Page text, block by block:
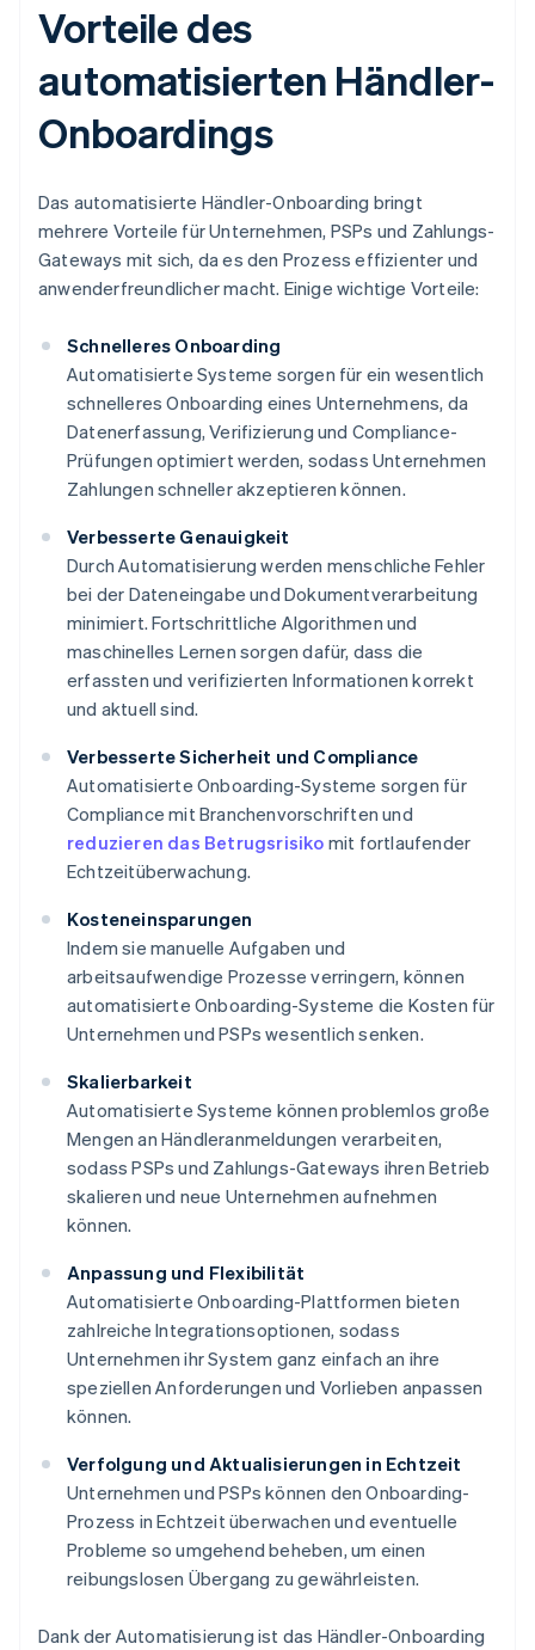
Vorteile des
automatisierten Händler-
Onboardings
Das automatisierte Händler-Onboarding bringt
mehrere Vorteile für Unternehmen, PSPs und Zahlungs-
Gateways mit sich, da es den Prozess effizienter und
anwenderfreundlicher macht. Einige wichtige Vorteile:
Schnelleres Onboarding
Automatisierte Systeme sorgen für ein wesentlich
schnelleres Onboarding eines Unternehmens, da
Datenerfassung, Verifizierung und Compliance-
Prüfungen optimiert werden, sodass Unternehmen
Zahlungen schneller akzeptieren können.
Verbesserte Genauigkeit
Durch Automatisierung werden menschliche Fehler
bei der Dateneingabe und Dokumentverarbeitung
minimiert. Fortschrittliche Algorithmen und
maschinelles Lernen sorgen dafür, dass die
erfassten und verifizierten Informationen korrekt
und aktuell sind.
Verbesserte Sicherheit und Compliance
Automatisierte Onboarding-Systeme sorgen für
Compliance mit Branchenvorschriften und
reduzieren das Betrugsrisiko mit fortlaufender
Echtzeitüberwachung.
Kosteneinsparungen
Indem sie manuelle Aufgaben und
arbeitsaufwendige Prozesse verringern, können
automatisierte Onboarding-Systeme die Kosten für
Unternehmen und PSPs wesentlich senken.
Skalierbarkeit
Automatisierte Systeme können problemlos große
Mengen an Händleranmeldungen verarbeiten,
sodass PSPs und Zahlungs-Gateways ihren Betrieb
skalieren und neue Unternehmen aufnehmen
können.
Anpassung und Flexibilität
Automatisierte Onboarding-Plattformen bieten
zahlreiche Integrationsoptionen, sodass
Unternehmen ihr System ganz einfach an ihre
speziellen Anforderungen und Vorlieben anpassen
können.
Verfolgung und Aktualisierungen in Echtzeit
Unternehmen und PSPs können den Onboarding-
Prozess in Echtzeit überwachen und eventuelle
Probleme so umgehend beheben, um einen
reibungslosen Übergang zu gewährleisten.
Dank der Automatisierung ist das Händler-Onboarding